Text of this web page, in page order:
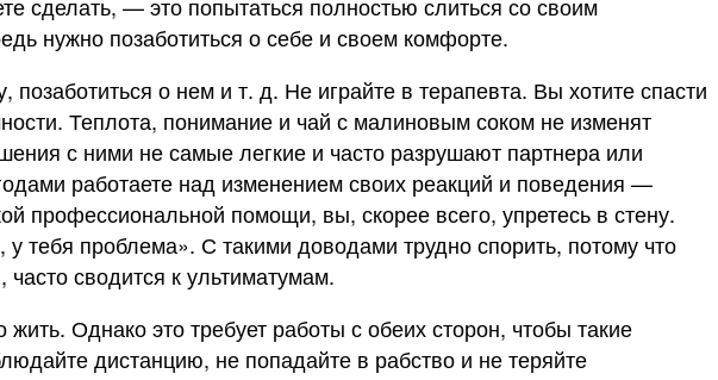
нужно позаботиться о себе и своем комфорте.
о нем и т. д. Не играйте в терапевта. Вы хотите спасти
Теплота, понимание и чай с малиновым соком не изменят
с ними не самые легкие и часто разрушают партнера или
работаете над изменением своих реакций и поведения —
профессиональной помощи, вы, скорее всего, упретесь в стену.
тебя проблема». С такими доводами трудно спорить, потому что
сводится к ультиматумам.
Однако это требует работы с обеих сторон, чтобы такие
дистанцию, не попадайте в рабство и не теряйте